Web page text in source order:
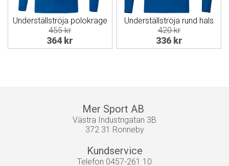
Underställströja polokrage
455 kr
364 kr
Underställströja rund hals
420 kr
336 kr
Mer Sport AB
Västra Industrigatan 3B
372 31 Ronneby
Kundservice
Telefon 0457-261 10